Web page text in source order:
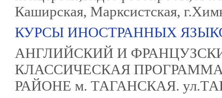
Каширская, Марксистская,
КУРСЫ ИНОСТРАННЫХ
АНГЛИЙСКИЙ И
КЛАССИЧЕСКАЯ
РАЙОНЕ м. ТАГАНСКАЯ.